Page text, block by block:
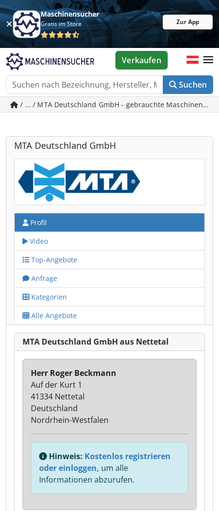
Maschinensucher
Gratis im Store Zur App
Suchen
Verkaufen
/ ... / MTA Deutschland GmbH - gebrauchte Maschinen in
MTA Deutschland GmbH
Profil
Video
Top-Angebote
Anfrage
Kategorien
Alle Angebote
MTA Deutschland GmbH aus Nettetal
Herr Roger Beckmann
Auf der Kurt 1
41334 Nettetal
Deutschland
Nordrhein-Westfalen
Hinweis: Kostenlos registrieren
oder einloggen, um alle
Informationen abzurufen.